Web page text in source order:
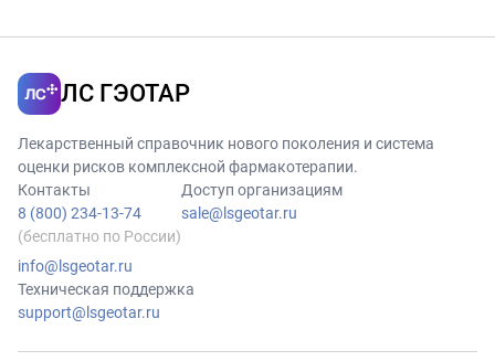
ЛС ГЭОТАР
Лекарственный справочник нового поколения и система
оценки рисков комплексной фармакотерапии.
Контакты
8 (800) 234-13-74
(бесплатно по России)
info@lsgeotar.ru
Доступ организациям
sale@lsgeotar.ru
Техническая поддержка
support@lsgeotar.ru